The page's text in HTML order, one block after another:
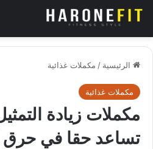
الرئيسية / مكملات غذائية
مكملات غذائية
مكملات زيادة
تساعد حقا في حرق